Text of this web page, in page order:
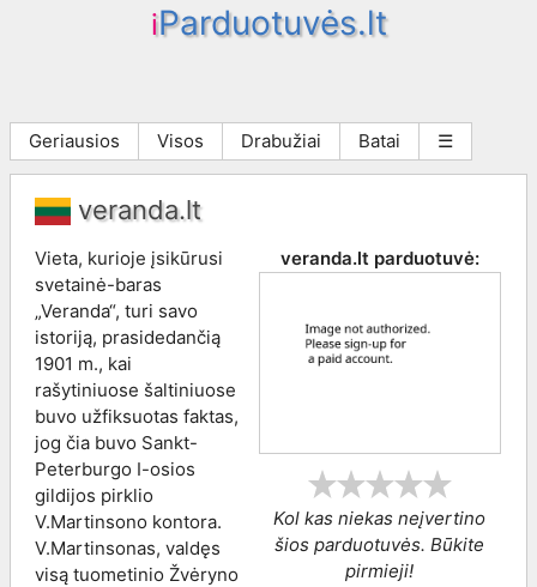
iParduotuvės.lt
Geriausios Visos Drabužiai Batai ☰
veranda.lt
veranda.lt parduotuvė:
Kol kas niekas neįvertino
šios parduotuvės. Būkite
pirmieji!
Vieta, kurioje įsikūrusi
svetainė-baras
„Veranda“, turi savo
istoriją, prasidedančią
1901 m., kai
rašytiniuose šaltiniuose
buvo užfiksuotas faktas,
jog čia buvo Sankt-
Peterburgo I-osios
gildijos pirklio
V.Martinsono kontora.
V.Martinsonas, valdęs
visą tuometinio Žvėryno